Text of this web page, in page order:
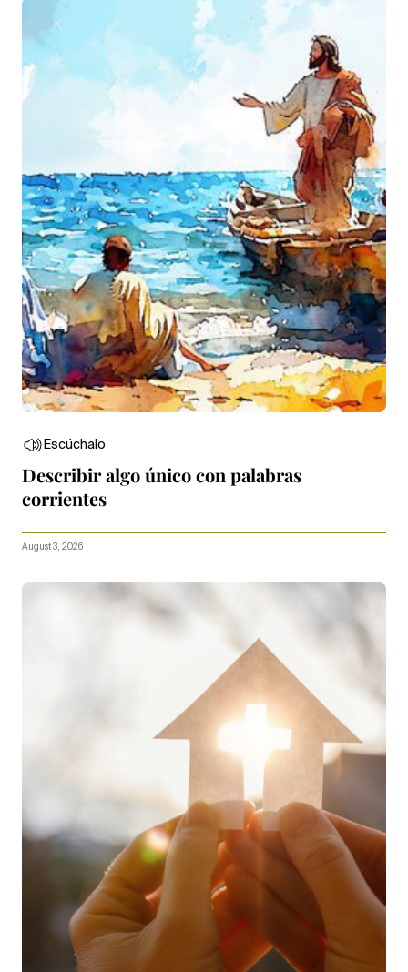
Escúchalo
Describir algo único con palabras
corrientes
August 3, 2026